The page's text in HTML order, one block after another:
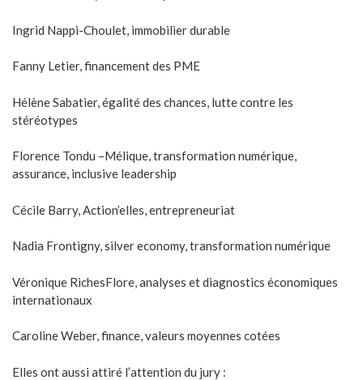
Ingrid Nappi-Choulet, immobilier durable
Fanny Letier, financement des PME
Hélène Sabatier, égalité des chances, lutte contre les
stéréotypes
Florence Tondu –Mélique, transformation numérique,
assurance, inclusive leadership
Cécile Barry, Action’elles, entrepreneuriat
Nadia Frontigny, silver economy, transformation numérique
Véronique RichesFlore, analyses et diagnostics économiques
internationaux
Caroline Weber, finance, valeurs moyennes cotées
Elles ont aussi attiré l’attention du jury :